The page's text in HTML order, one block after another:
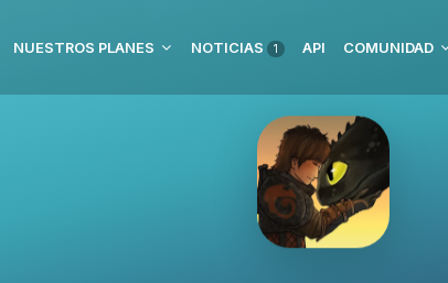
NUESTROS PLANES NOTICIAS 1 API COMUNIDAD